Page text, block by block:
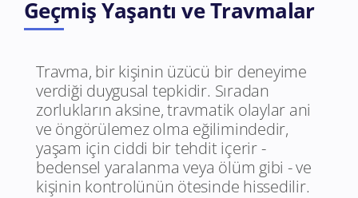
Geçmiş Yaşantı ve Travmalar
Travma, bir kişinin üzücü bir deneyime
verdiği duygusal tepkidir. Sıradan
zorlukların aksine, travmatik olaylar ani
ve öngörülemez olma eğilimindedir,
yaşam için ciddi bir tehdit içerir -
bedensel yaralanma veya ölüm gibi - ve
kişinin kontrolünün ötesinde hissedilir.